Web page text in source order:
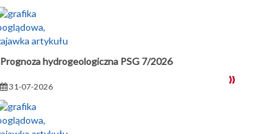
Prognoza hydrogeologiczna PSG 7/2026
31-07-2026